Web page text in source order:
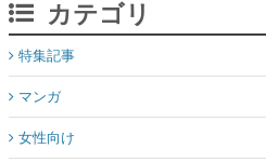
カテゴリ
特集記事
マンガ
女性向け